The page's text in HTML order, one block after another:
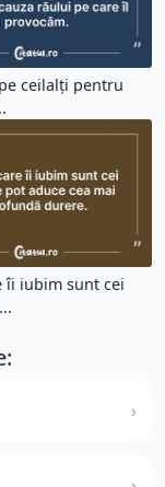
ceilalți pentru
îi iubim sunt cei